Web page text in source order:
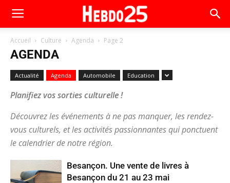
Accueil Culture Agenda Page 2
AGENDA
Actualité Agenda Automobile Education
Planifiez vos sorties culturelle !
Découvrez les événements à ne pas manquer, les rendez-
vous culturels, et les activités passionnantes qui ponctuent
le calendrier de notre région.
Besançon. Une vente de livres à
Besançon du 21 au 23 mai